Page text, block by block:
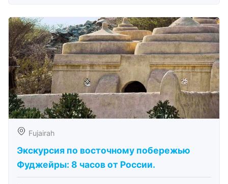
Fujairah
Экскурсия по восточному побережью
Фуджейры: 8 часов от России.